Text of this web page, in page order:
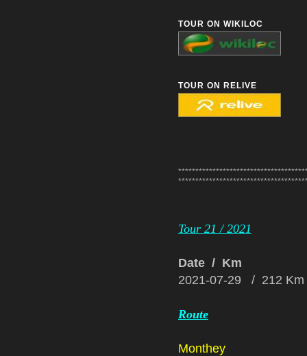
TOUR ON WIKILOC
TOUR ON RELIVE
Tour 21 / 2021
Date / Km
2021-07-29 / 212 Km
Route
Monthey